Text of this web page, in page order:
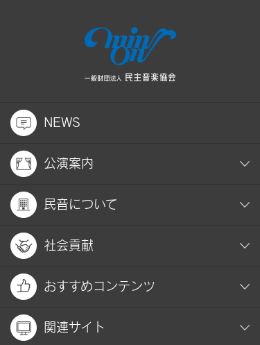
NEWS
公演案内
民音について
社会貢献
おすすめコンテンツ
関連サイト